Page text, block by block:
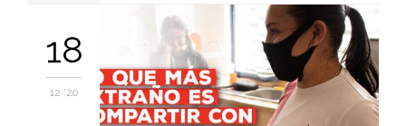
18
12 '20